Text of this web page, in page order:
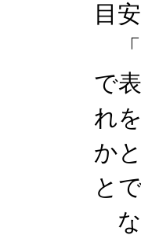
目
「
で
れ
か
と
な